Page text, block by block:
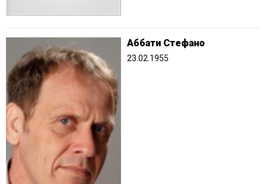
Аббати Стефано
23.02.1955